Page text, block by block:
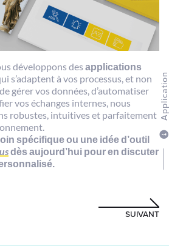
développons des applications
s’adaptent à vos processus, et non
de gérer vos données, d’automatiser
vos échanges internes, nous
robustes, intuitives et parfaitement
spécifique ou une idée d’outil
dès aujourd’hui pour en discuter
SUIVANT